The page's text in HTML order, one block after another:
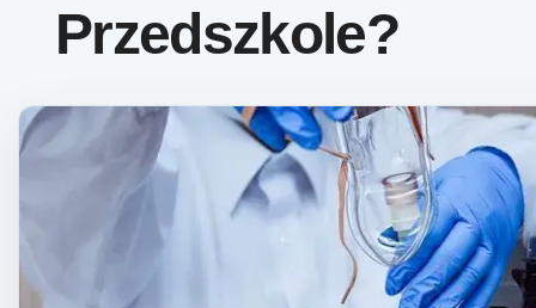
Przedszkole?